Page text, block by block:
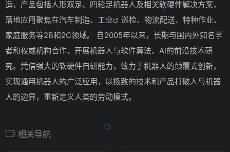
造，产品包括人形双足、四轮足机器人及相关软硬件解决方案，
落地应用聚焦在汽车制造、 工业
巡检、物流配送、特种作业、
家庭服务等2B和2C领域。 自2005年以来，长期与国内外知名学
者和权威机构合作，开展机器人与软件算法、AI的前沿技术研
究。凭借强大的软硬件自研能力，致力于机器人的颠覆式创新，
实现通用机器人的广泛应用，以极致的技术和产品打破人与机器
人的边界，重新定义人类的劳动模式。
相关导航